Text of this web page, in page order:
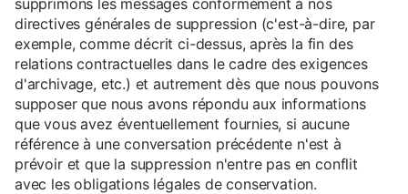
directives générales de suppression (c'est-à-dire, par
exemple, comme décrit ci-dessus, après la fin des
relations contractuelles dans le cadre des exigences
d'archivage, etc.) et autrement dès que nous pouvons
supposer que nous avons répondu aux informations
que vous avez éventuellement fournies, si aucune
référence à une conversation précédente n'est à
prévoir et que la suppression n'entre pas en conflit
avec les obligations légales de conservation.